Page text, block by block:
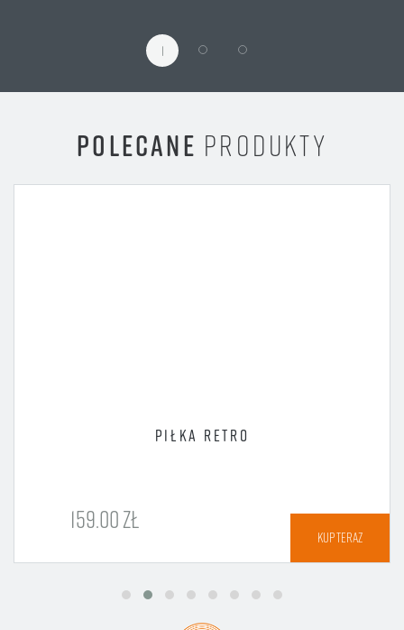
1
POLECANE PRODUKTY
PIŁKA RETRO
159.00 ZŁ
KUP TERAZ